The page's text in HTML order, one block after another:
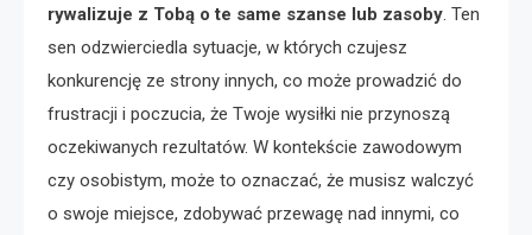
rywalizuje z Tobą o te same szanse lub zasoby. Ten
sen odzwierciedla sytuacje, w których czujesz
konkurencję ze strony innych, co może prowadzić do
frustracji i poczucia, że Twoje wysiłki nie przynoszą
oczekiwanych rezultatów. W kontekście zawodowym
czy osobistym, może to oznaczać, że musisz walczyć
o swoje miejsce, zdobywać przewagę nad innymi, co